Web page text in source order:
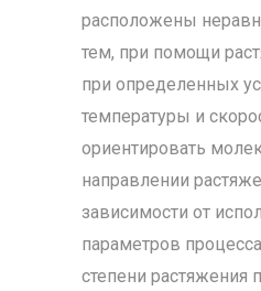
расположены
тем, при помощи
при определенных
температуры и
ориентировать
направлении
зависимости от
параметров
степени растяжения